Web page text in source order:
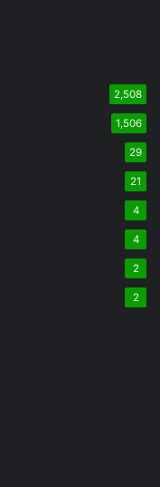
2,508
1,506
29
21
4
4
2
2